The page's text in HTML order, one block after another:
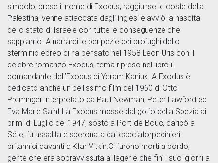
simbolo, prese il nome di Exodus, raggiunse le coste della
Palestina, venne attaccata dagli inglesi e avviò la nascita
dello stato di Israele con tutte le conseguenze che
sappiamo. A narrarci le peripezie dei profughi dello
sterminio ebreo ci ha pensato nel 1958 Leon Uris con il
celebre romanzo Exodus, tema ripreso nel libro il
comandante dell’Exodus di Yoram Kaniuk. A Exodus è
dedicato anche un bellissimo film del 1960 di Otto
Preminger interpretato da Paul Newman, Peter Lawford ed
Eva Marie Saint.La Exodus mosse dal golfo della Spezia ai
primi di Luglio del 1947, sostò a Port-de-Bouc, caricò a
Séte, fu assalita e speronata dai cacciatorpedinieri
britannici davanti a Kfar Vitkin.Ci furono morti a bordo,
gente che era sopravvissuta ai lager e che finì i suoi giorni a